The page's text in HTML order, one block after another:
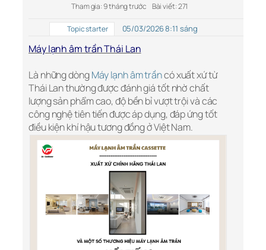
Tham gia: 9 tháng trước Bài viết: 271
Topic starter 05/03/2026 8:11 sáng
Máy lạnh âm trần Thái Lan
Là những dòngMáy lạnh âm trầncó xuất xứ từ
Thái Lan thường được đánh giá tốt nhờ chất
lượng sản phẩm cao, độ bền bỉ vượt trội và các
công nghệ tiên tiến được áp dụng, đáp ứng tốt
điều kiện khí hậu tương đồng ở Việt Nam.